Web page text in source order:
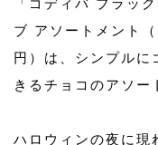
「ゴディバ ブラッ
ブ アソートメント
円）は、シンプルに
きるチョコのアソー
ハロウィンの夜に現